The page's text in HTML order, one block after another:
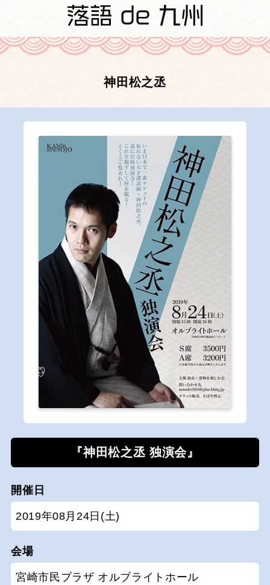
神田松之丞
『神田松之丞 独演会』
開催日
2019年08月24日(土)
会場
宮崎市民プラザ オルブライトホール